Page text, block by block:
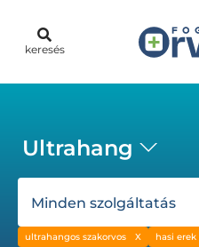
keresés
Ultrahang
Minden szolgáltatás
ultrahangos szakorvos hasi